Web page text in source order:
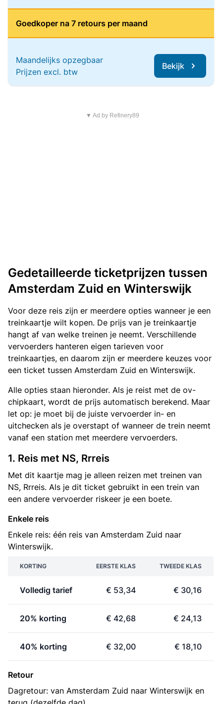
Goedkoper na 7 retours per maand
Maandelijks opzegbaar
Prijzen excl. btw
Bekijk
▼ Ad by Refinery89
Gedetailleerde ticketprijzen tussen
Amsterdam Zuid en Winterswijk
Voor deze reis zijn er meerdere opties wanneer je een
treinkaartje wilt kopen. De prijs van je treinkaartje
hangt af van welke treinen je neemt. Verschillende
vervoerders hanteren eigen tarieven voor
treinkaartjes, en daarom zijn er meerdere keuzes voor
een ticket tussen Amsterdam Zuid en Winterswijk.
Alle opties staan hieronder. Als je reist met de ov-
chipkaart, wordt de prijs automatisch berekend. Maar
let op: je moet bij de juiste vervoerder in- en
uitchecken als je overstapt of wanneer de trein neemt
vanaf een station met meerdere vervoerders.
1. Reis met NS, Rrreis
Met dit kaartje mag je alleen reizen met treinen van
NS, Rrreis. Als je dit ticket gebruikt in een trein van
een andere vervoerder riskeer je een boete.
Enkele reis
Enkele reis: één reis van Amsterdam Zuid naar
Winterswijk.
KORTING EERSTE KLAS TWEEDE KLAS
Volledig tarief € 53,34 € 30,16
20% korting € 42,68 € 24,13
40% korting € 32,00 € 18,10
Retour
Dagretour: van Amsterdam Zuid naar Winterswijk en